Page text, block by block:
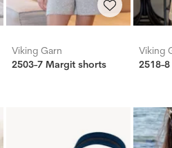
Viking Garn
2503-7 Margit shorts
Viking
2518-